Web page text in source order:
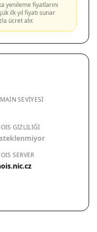
yenileme fiyatlarını
ilk yıl fiyatı sunar
ücret alır.
SEVIYESI
GIZLILIĞI
SERVER